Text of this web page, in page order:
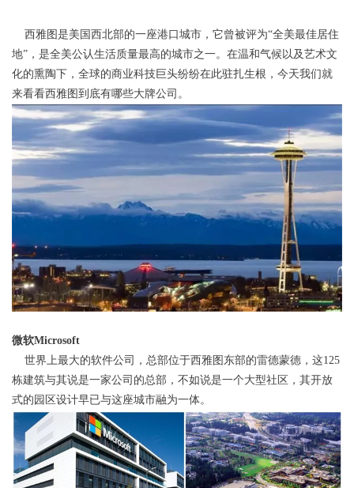
西雅图是美国西北部的一座港口城市，它曾被评为“全美最佳居住
地”，是全美公认生活质量最高的城市之一。在温和气候以及艺术文
化的熏陶下，全球的商业科技巨头纷纷在此驻扎生根，今天我们就
来看看西雅图到底有哪些大牌公司。
微软Microsoft
世界上最大的软件公司，总部位于西雅图东部的雷德蒙德，这125
栋建筑与其说是一家公司的总部，不如说是一个大型社区，其开放
式的园区设计早已与这座城市融为一体。